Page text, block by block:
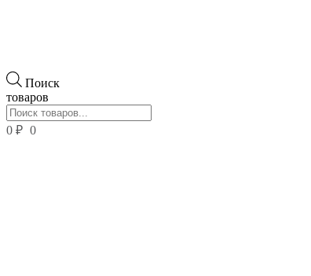
Поиск
товаров
0 ₽ 0